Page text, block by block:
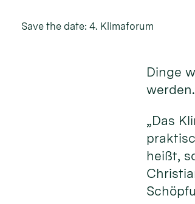
Save the date: 4. Klimaforum
Dinge
„Das
heißt,